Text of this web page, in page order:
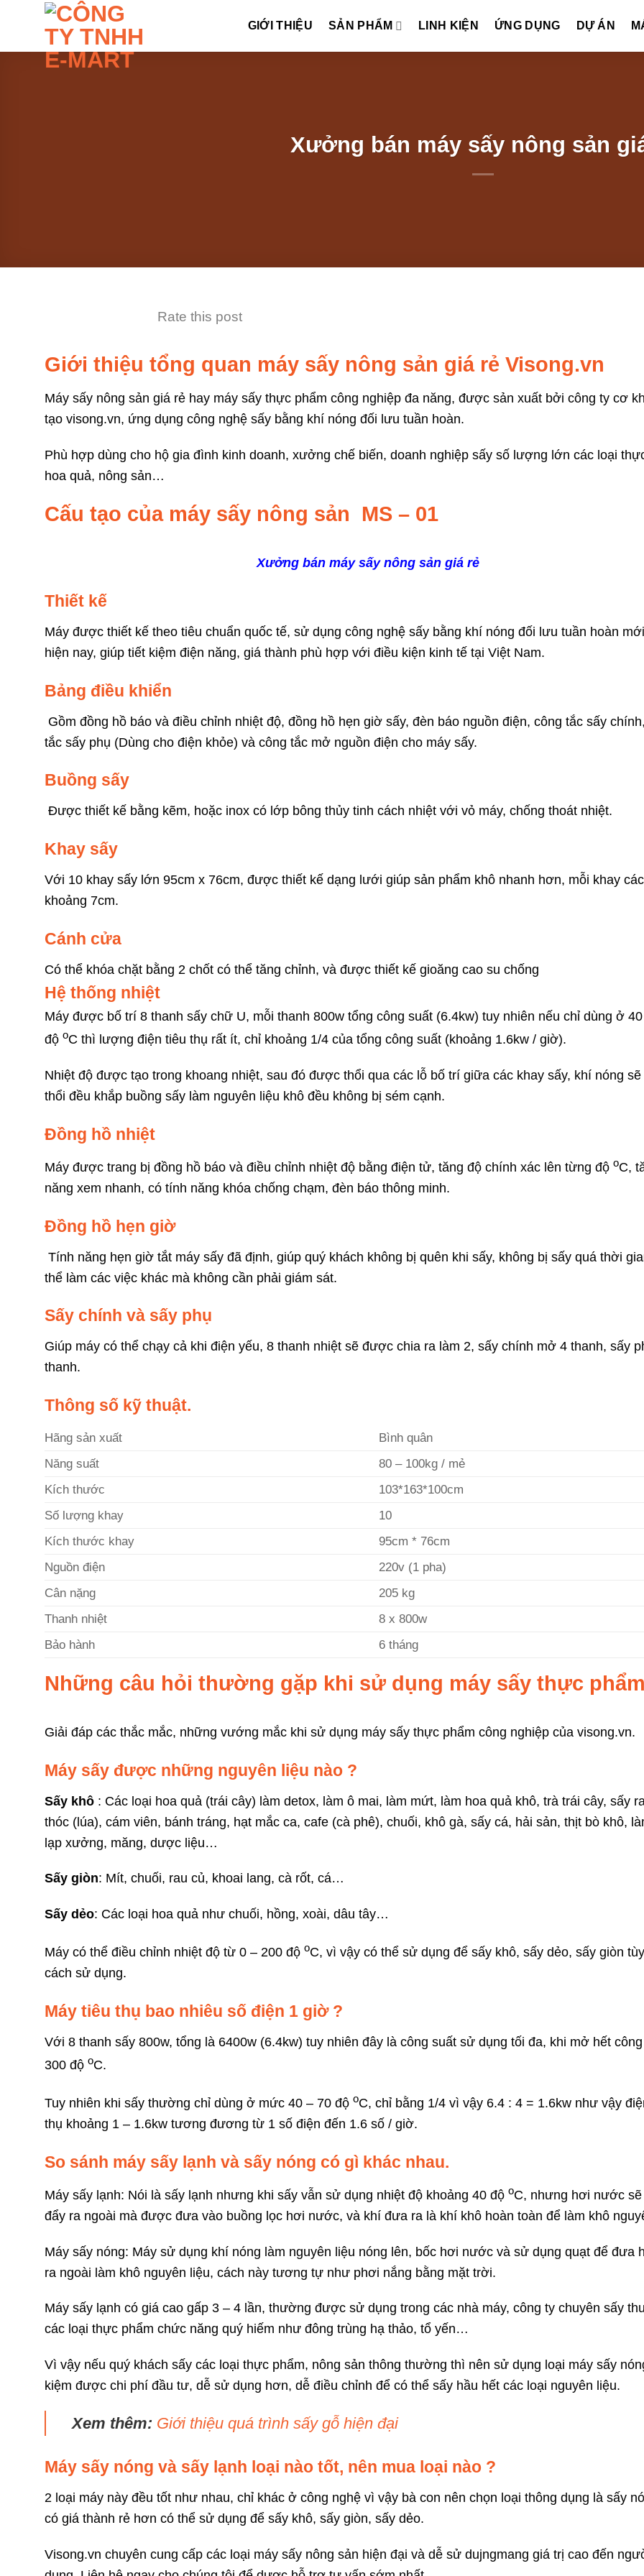
GIỚI THIỆU SẢN PHẨM LINH KIỆN ỨNG DỤNG DỰ ÁN
Xưởng bán máy sấy nông sản
Rate this post
Giới thiệu tổng quan máy sấy nông sản giá rẻ Visong.vn
Máy sấy nông sản giá rẻ hay máy sấy thực phẩm công nghiệp đa năng, được sản xuất bởi công ty cơ
tạo visong.vn, ứng dụng công nghệ sấy bằng khí nóng đối lưu tuần hoàn.
Phù hợp dùng cho hộ gia đình kinh doanh, xưởng chế biến, doanh nghiệp sấy số lượng lớn các loại
hoa quả, nông sản…
Cấu tạo của máy sấy nông sản MS – 01
Xưởng bán máy sấy nông sản giá rẻ
Thiết kế
Máy được thiết kế theo tiêu chuẩn quốc tế, sử dụng công nghệ sấy bằng khí nóng đối lưu tuần hoàn
hiện nay, giúp tiết kiệm điện năng, giá thành phù hợp với điều kiện kinh tế tại Việt Nam.
Bảng điều khiển
Gồm đồng hồ báo và điều chỉnh nhiệt độ, đồng hồ hẹn giờ sấy, đèn báo nguồn điện, công tắc sấy
tắc sấy phụ (Dùng cho điện khỏe) và công tắc mở nguồn điện cho máy sấy.
Buồng sấy
Được thiết kế bằng kẽm, hoặc inox có lớp bông thủy tinh cách nhiệt với vỏ máy, chống thoát nhiệt.
Khay sấy
Với 10 khay sấy lớn 95cm x 76cm, được thiết kế dạng lưới giúp sản phẩm khô nhanh hơn, mỗi khay
khoảng 7cm.
Cánh cửa
Có thể khóa chặt bằng 2 chốt có thể tăng chỉnh, và được thiết kế gioăng cao su chống
Hệ thống nhiệt
Máy được bố trí 8 thanh sấy chữ U, mỗi thanh 800w tổng công suất (6.4kw) tuy nhiên nếu chỉ dùng ở
độ oC thì lượng điện tiêu thụ rất ít, chỉ khoảng 1/4 của tổng công suất (khoảng 1.6kw / giờ).
Nhiệt độ được tạo trong khoang nhiệt, sau đó được thổi qua các lỗ bố trí giữa các khay sấy, khí nóng
thổi đều khắp buồng sấy làm nguyên liệu khô đều không bị sém cạnh.
Đồng hồ nhiệt
Máy được trang bị đồng hồ báo và điều chỉnh nhiệt độ bằng điện tử, tăng độ chính xác lên từng độ oC,
năng xem nhanh, có tính năng khóa chống chạm, đèn báo thông minh.
Đồng hồ hẹn giờ
Tính năng hẹn giờ tắt máy sấy đã định, giúp quý khách không bị quên khi sấy, không bị sấy quá thời
thể làm các việc khác mà không cần phải giám sát.
Sấy chính và sấy phụ
Giúp máy có thể chạy cả khi điện yếu, 8 thanh nhiệt sẽ được chia ra làm 2, sấy chính mở 4 thanh, sấy
thanh.
Thông số kỹ thuật.
Hãng sản xuất
Bình quân
Năng suất
80 – 100kg / mẻ
Kích thước
103*163*100cm
Số lượng khay
10
Kích thước khay
95cm * 76cm
Nguồn điện
220v (1 pha)
Cân nặng
205 kg
Thanh nhiệt
8 x 800w
Bảo hành
6 tháng
Những câu hỏi thường gặp khi sử dụng máy sấy thực phẩm
Giải đáp các thắc mắc, những vướng mắc khi sử dụng máy sấy thực phẩm công nghiệp của visong.vn.
Máy sấy được những nguyên liệu nào ?
Sấy khô : Các loại hoa quả (trái cây) làm detox, làm ô mai, làm mứt, làm hoa quả khô, trà trái cây, sấy
thóc (lúa), cám viên, bánh tráng, hạt mắc ca, cafe (cà phê), chuối, khô gà, sấy cá, hải sản, thịt bò khô,
lạp xưởng, măng, dược liệu…
Sấy giòn: Mít, chuối, rau củ, khoai lang, cà rốt, cá…
Sấy dẻo: Các loại hoa quả như chuối, hồng, xoài, dâu tây…
Máy có thể điều chỉnh nhiệt độ từ 0 – 200 độ oC, vì vậy có thể sử dụng để sấy khô, sấy dẻo, sấy giòn
cách sử dụng.
Máy tiêu thụ bao nhiêu số điện 1 giờ ?
Với 8 thanh sấy 800w, tổng là 6400w (6.4kw) tuy nhiên đây là công suất sử dụng tối đa, khi mở hết
300 độ oC.
Tuy nhiên khi sấy thường chỉ dùng ở mức 40 – 70 độ oC, chỉ bằng 1/4 vì vậy 6.4 : 4 = 1.6kw như vậy
thụ khoảng 1 – 1.6kw tương đương từ 1 số điện đến 1.6 số / giờ.
So sánh máy sấy lạnh và sấy nóng có gì khác nhau.
Máy sấy lạnh: Nói là sấy lạnh nhưng khi sấy vẫn sử dụng nhiệt độ khoảng 40 độ oC, nhưng hơi nước sẽ
đẩy ra ngoài mà được đưa vào buồng lọc hơi nước, và khí đưa ra là khí khô hoàn toàn để làm khô
Máy sấy nóng: Máy sử dụng khí nóng làm nguyên liệu nóng lên, bốc hơi nước và sử dụng quạt để đưa
ra ngoài làm khô nguyên liệu, cách này tương tự như phơi nắng bằng mặt trời.
Máy sấy lạnh có giá cao gấp 3 – 4 lần, thường được sử dụng trong các nhà máy, công ty chuyên sấy
các loại thực phẩm chức năng quý hiếm như đông trùng hạ thảo, tổ yến…
Vì vậy nếu quý khách sấy các loại thực phẩm, nông sản thông thường thì nên sử dụng loại máy sấy
kiệm được chi phí đầu tư, dễ sử dụng hơn, dễ điều chỉnh để có thể sấy hầu hết các loại nguyên liệu.
Xem thêm: Giới thiệu quá trình sấy gỗ hiện đại
Máy sấy nóng và sấy lạnh loại nào tốt, nên mua loại nào ?
2 loại máy này đều tốt như nhau, chỉ khác ở công nghệ vì vậy bà con nên chọn loại thông dụng là sấy
có giá thành rẻ hơn có thể sử dụng để sấy khô, sấy giòn, sấy dẻo.
Visong.vn chuyên cung cấp các loại máy sấy nông sản hiện đại và dễ sử dujngmang giá trị cao đến